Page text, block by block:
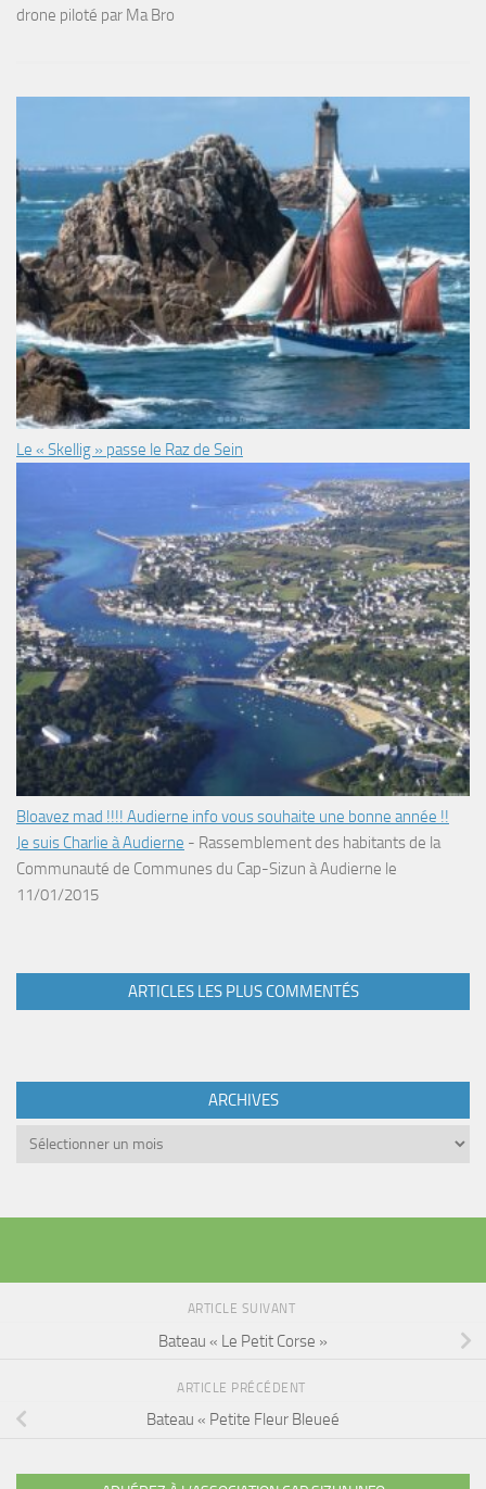
drone piloté par Ma Bro
Le « Skellig » passe le Raz de Sein
Bloavez mad !!!! Audierne info vous souhaite une bonne année !!
Je suis Charlie à Audierne - Rassemblement des habitants de la
Communauté de Communes du Cap-Sizun à Audierne le
11/01/2015
ARTICLES LES PLUS COMMENTÉS
ARCHIVES
Archives
ARTICLE SUIVANT
Bateau « Le Petit Corse »
ARTICLE PRÉCÉDENT
Bateau « Petite Fleur Bleueé